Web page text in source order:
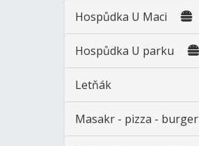
Hospůdka U Maci
Hospůdka U parku
Letňák
Masakr - pizza - burger